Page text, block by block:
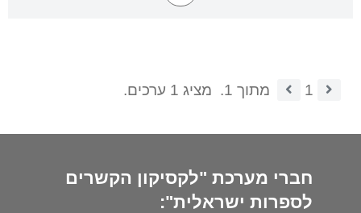
1 מתוך 1. מציג 1 ערכים.
חברי מערכת "לקסיקון הקשרים
לספרות ישראלית":